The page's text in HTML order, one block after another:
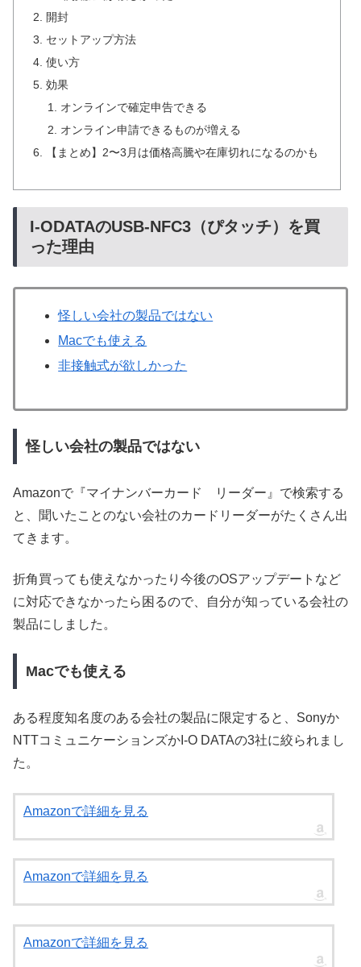
開封
セットアップ方法
使い方
効果
オンラインで確定申告できる
オンライン申請できるものが増える
【まとめ】2〜3月は価格高騰や在庫切れになるのかも
I-ODATAのUSB-NFC3（ぴタッチ）を買
った理由
怪しい会社の製品ではない
Macでも使える
非接触式が欲しかった
怪しい会社の製品ではない
Amazonで『マイナンバーカード リーダー』で検索する
と、聞いたことのない会社のカードリーダーがたくさん出
てきます。
折角買っても使えなかったり今後のOSアップデートなど
に対応できなかったら困るので、自分が知っている会社の
製品にしました。
Macでも使える
ある程度知名度のある会社の製品に限定すると、Sonyか
NTTコミュニケーションズかI-O DATAの3社に絞られまし
た。
Amazonで詳細を見る
Amazonで詳細を見る
Amazonで詳細を見る